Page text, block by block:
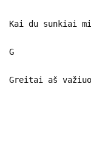
Kai du sunkiai
G
Greitai aš